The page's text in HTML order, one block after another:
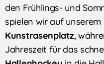
den Frühlings- und
spielen wir auf
Kunstrasenplatz,
Jahreszeit für das